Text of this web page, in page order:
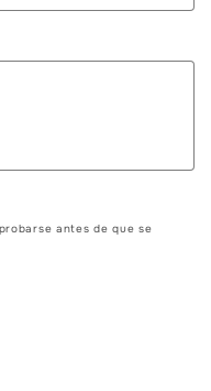
antes de que se